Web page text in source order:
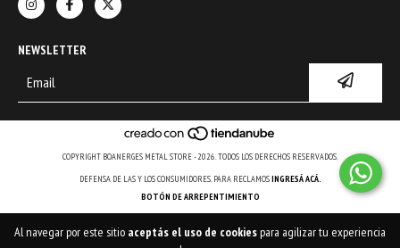
Al navegar por este sitio aceptás el uso de cookiespara agilizar tu experiencia
NEWSLETTER
COPYRIGHT BOANERGES METAL STORE - 2026. TODOS LOS DERECHOS RESERVADOS.
DEFENSA DE LAS Y LOS CONSUMIDORES. PARA RECLAMOSINGRESÁ ACÁ.
BOTÓN DE ARREPENTIMIENTO